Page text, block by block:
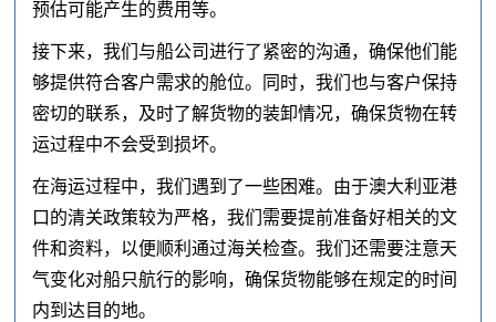
预估可能产生的费用等。
接下来，我们与船公司进行了紧密的沟通，确保他们能
够提供符合客户需求的舱位。同时，我们也与客户保持
密切的联系，及时了解货物的装卸情况，确保货物在转
运过程中不会受到损坏。
在海运过程中，我们遇到了一些困难。由于澳大利亚港
口的清关政策较为严格，我们需要提前准备好相关的文
件和资料，以便顺利通过海关检查。我们还需要注意天
气变化对船只航行的影响，确保货物能够在规定的时间
内到达目的地。